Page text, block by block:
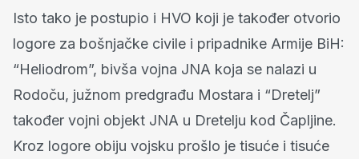
Isto tako je postupio i HVO koji je također otvorio
logore za bošnjačke civile i pripadnike Armije BiH:
“Heliodrom”, bivša vojna JNA koja se nalazi u
Rodoču, južnom predgrađu Mostara i “Dretelj”
također vojni objekt JNA u Dretelju kod Čapljine.
Kroz logore obiju vojsku prošlo je tisuće i tisuće